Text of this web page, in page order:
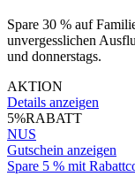
Spare 30 % auf
unvergesslichen
und donnerstags.
AKTION
Details anzeigen
5%RABATT
NUS
Gutschein anzeigen
Spare 5 % mit